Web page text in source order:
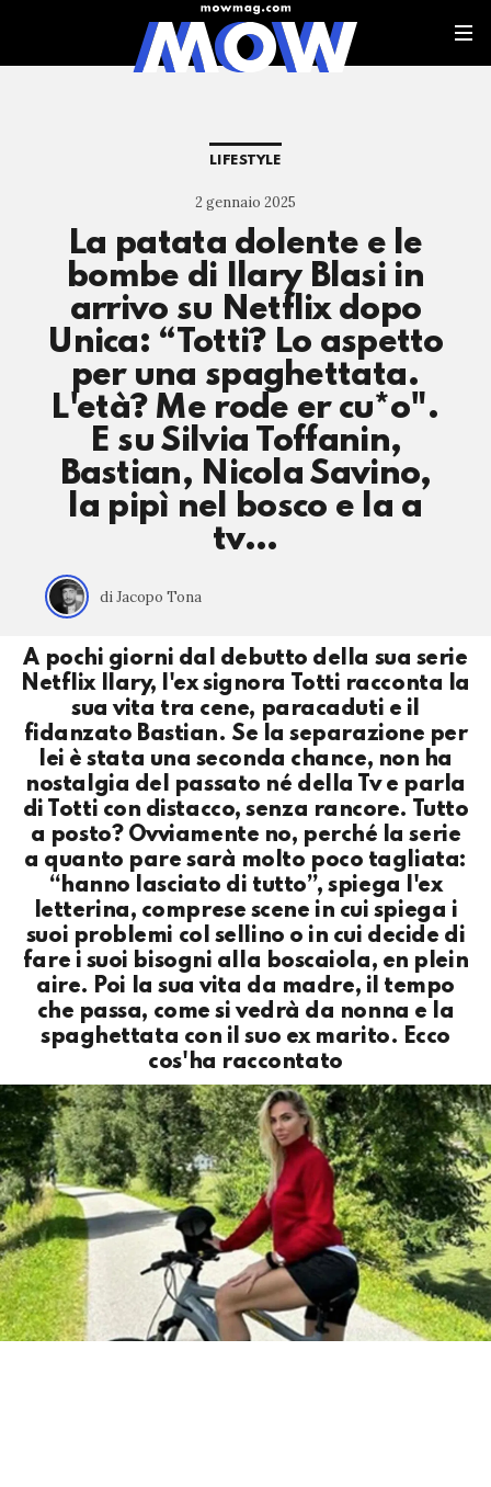
LIFESTYLE
2 gennaio 2025
La patata dolente e le
bombe di Ilary Blasi in
arrivo su Netflix dopo
Unica: “Totti? Lo aspetto
per una spaghettata.
L'età? Me rode er cu*o".
E su Silvia Toffanin,
Bastian, Nicola Savino,
la pipì nel bosco e la a
tv…
di Jacopo Tona
A pochi giorni dal debutto della sua serie
Netflix Ilary, l'ex signora Totti racconta la
sua vita tra cene, paracaduti e il
fidanzato Bastian. Se la separazione per
lei è stata una seconda chance, non ha
nostalgia del passato né della Tv e parla
di Totti con distacco, senza rancore. Tutto
a posto? Ovviamente no, perché la serie
a quanto pare sarà molto poco tagliata:
“hanno lasciato di tutto”, spiega l'ex
letterina, comprese scene in cui spiega i
suoi problemi col sellino o in cui decide di
fare i suoi bisogni alla boscaiola, en plein
aire. Poi la sua vita da madre, il tempo
che passa, come si vedrà da nonna e la
spaghettata con il suo ex marito. Ecco
cos'ha raccontato